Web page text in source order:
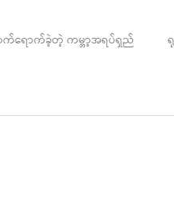
ရောက်ခဲ့တဲ့ ကမ္ဘာ့အရပ်ရှည်